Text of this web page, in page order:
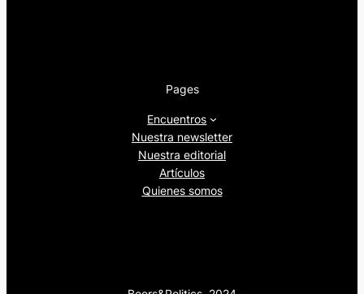
Pages
Encuentros
Nuestra newsletter
Nuestra editorial
Artículos
Quienes somos